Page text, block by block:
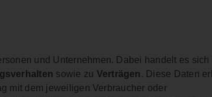
und Unternehmen. Dabei handelt es sich
sowie zu Verträgen . Diese Daten
mit dem jeweiligen Verbraucher oder